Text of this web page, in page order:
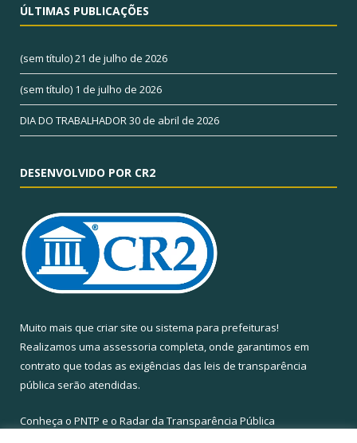
ÚLTIMAS PUBLICAÇÕES
(sem título)21 de julho de 2026
(sem título) 1 de julho de 2026
DIA DO TRABALHADOR30 de abril de 2026
DESENVOLVIDO POR CR2
Muito mais que criar site ou sistema para prefeituras!
Realizamos uma assessoria completa, onde garantimos em
contrato que todas as exigências das leis de transparência
pública serão atendidas.
Conheça o PNTP e o Radar da Transparência Pública